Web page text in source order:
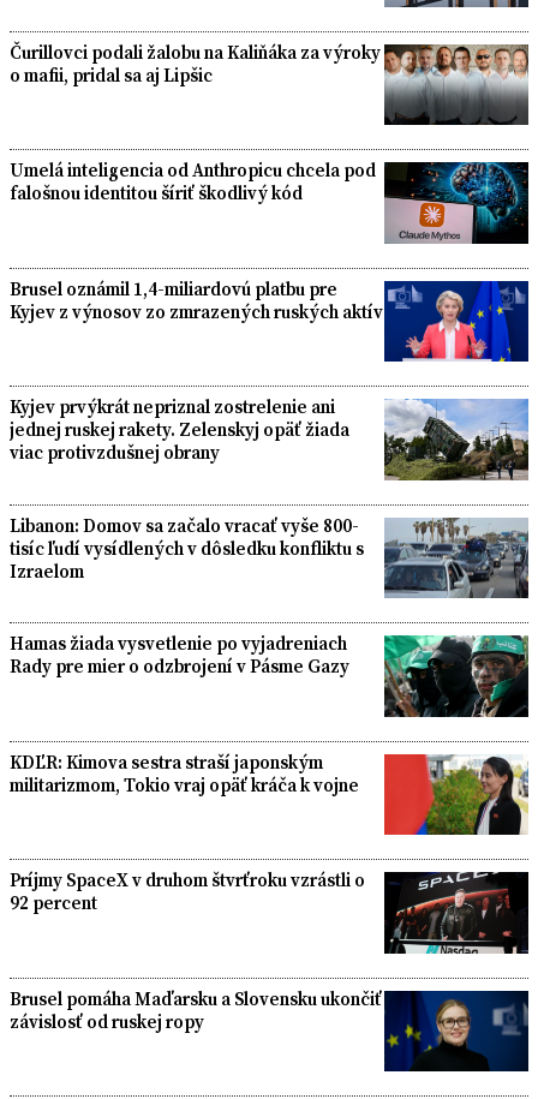
Čurillovci podali žalobu na Kaliňáka za výroky
o mafii, pridal sa aj Lipšic
Umelá inteligencia od Anthropicu chcela pod
falošnou identitou šíriť škodlivý kód
Brusel oznámil 1,4-miliardovú platbu pre
Kyjev z výnosov zo zmrazených ruských aktív
Kyjev prvýkrát nepriznal zostrelenie ani
jednej ruskej rakety. Zelenskyj opäť žiada
viac protivzdušnej obrany
Libanon: Domov sa začalo vracať vyše 800-
tisíc ľudí vysídlených v dôsledku konfliktu s
Izraelom
Hamas žiada vysvetlenie po vyjadreniach
Rady pre mier o odzbrojení v Pásme Gazy
KDĽR: Kimova sestra straší japonským
militarizmom, Tokio vraj opäť kráča k vojne
Príjmy SpaceX v druhom štvrťroku vzrástli o
92 percent
Brusel pomáha Maďarsku a Slovensku ukončiť
závislosť od ruskej ropy